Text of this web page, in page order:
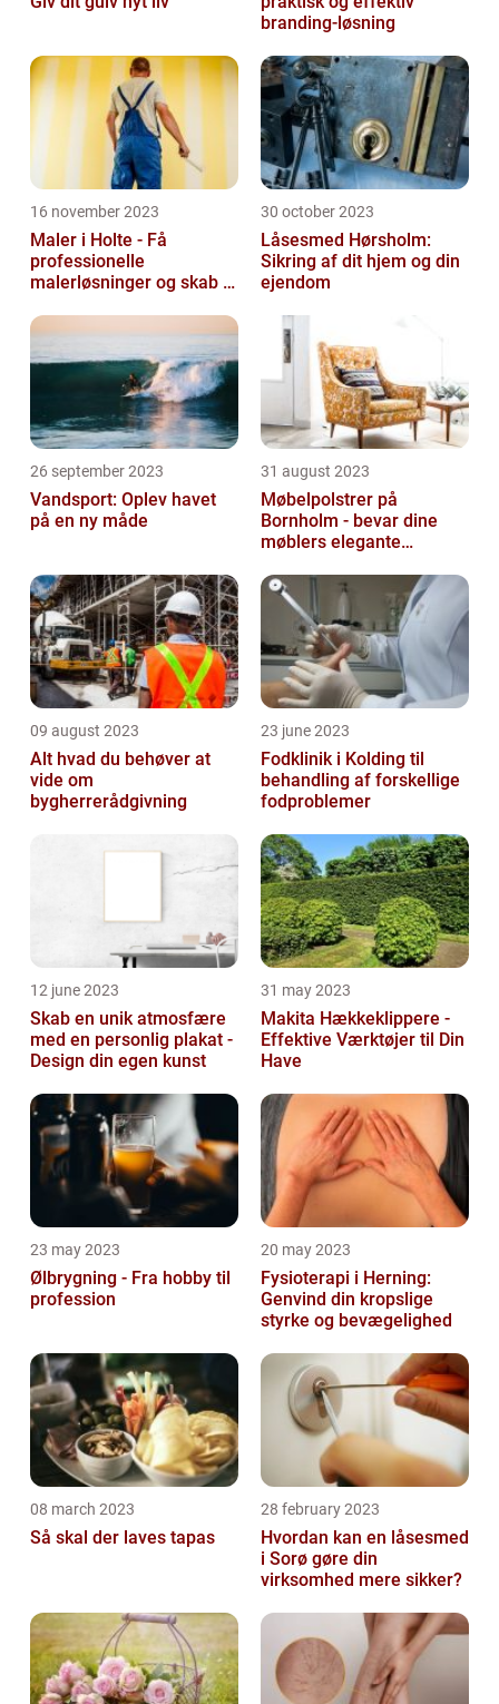
branding-løsning
16 november 2023
Maler i Holte - Få
professionelle
malerløsninger og skab et
30 october 2023
Låsesmed Hørsholm:
Sikring af dit hjem og din
ejendom
26 september 2023
Vandsport: Oplev havet
på en ny måde
31 august 2023
Møbelpolstrer på
Bornholm - bevar dine
møblers elegante
09 august 2023
Alt hvad du behøver at
vide om
bygherrerådgivning
23 june 2023
Fodklinik i Kolding til
behandling af forskellige
fodproblemer
12 june 2023
Skab en unik atmosfære
med en personlig plakat -
Design din egen kunst
31 may 2023
Makita Hækkeklippere -
Effektive Værktøjer til Din
Have
23 may 2023
Ølbrygning - Fra hobby til
profession
20 may 2023
Fysioterapi i Herning:
Genvind din kropslige
styrke og bevægelighed
08 march 2023
Så skal der laves tapas
28 february 2023
Hvordan kan en låsesmed
i Sorø gøre din
virksomhed mere sikker?